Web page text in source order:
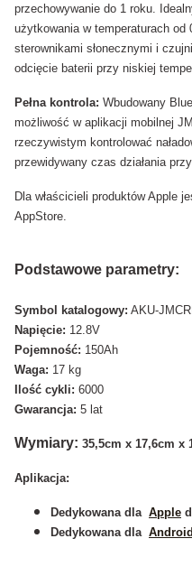
przechowywanie do 1 roku.
użytkowania w temperaturach
sterownikami słonecznymi i
odcięcie baterii przy niskiej
Pełna kontrola: Wbudowany
możliwość w aplikacji mobilnej
rzeczywistym kontrolować
przewidywany czas działania
Dla właścicieli produktów Apple
AppStore.
Podstawowe parametry:
Symbol katalogowy: AKU-
Napięcie: 12.8V
Pojemność: 150Ah
Waga: 17 kg
Ilość cykli: 6000
Gwarancja: 5 lat
Wymiary: 35,5cm x 17,6cm x
Aplikacja:
Dedykowana dla Apple
Dedykowana dla Android